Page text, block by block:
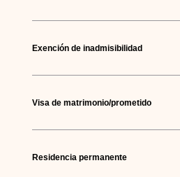
Exención de inadmisibilidad
Visa de matrimonio/prometido
Residencia permanente